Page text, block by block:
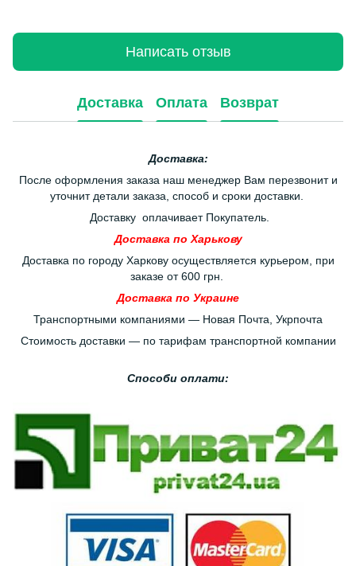
Написать отзыв
Доставка Оплата Возврат
Доставка:
После оформления заказа наш менеджер Вам перезвонит и
уточнит детали заказа, способ и сроки доставки.
Доставку оплачивает Покупатель.
Доставка по Харькову
Доставка по городу Харкову осуществляется курьером, при
заказе от 600 грн.
Доставка по Украине
Транспортными компаниями — Новая Почта, Укрпочта
Стоимость доставки — по тарифам транспортной компании
Способи оплати: